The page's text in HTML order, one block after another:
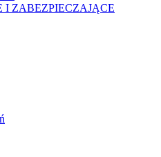
I ZABEZPIECZAJĄCE